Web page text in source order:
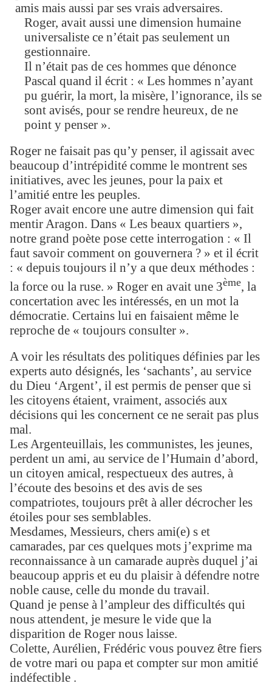
amis mais aussi par ses vrais adversaires.
Roger, avait aussi une dimension humaine
universaliste ce n’était pas seulement un
gestionnaire.
Il n’était pas de ces hommes que dénonce
Pascal quand il écrit : « Les hommes n’ayant
pu guérir, la mort, la misère, l’ignorance, ils se
sont avisés, pour se rendre heureux, de ne
point y penser ».
Roger ne faisait pas qu’y penser, il agissait avec
beaucoup d’intrépidité comme le montrent ses
initiatives, avec les jeunes, pour la paix et
l’amitié entre les peuples.
Roger avait encore une autre dimension qui fait
mentir Aragon. Dans « Les beaux quartiers »,
notre grand poète pose cette interrogation : « Il
faut savoir comment on gouvernera ? » et il écrit
: « depuis toujours il n’y a que deux méthodes :
la force ou la ruse. » Roger en avait une 3ème, la
concertation avec les intéressés, en un mot la
démocratie. Certains lui en faisaient même le
reproche de « toujours consulter ».
A voir les résultats des politiques définies par les
experts auto désignés, les ‘sachants’, au service
du Dieu ‘Argent’, il est permis de penser que si
les citoyens étaient, vraiment, associés aux
décisions qui les concernent ce ne serait pas plus
mal.
Les Argenteuillais, les communistes, les jeunes,
perdent un ami, au service de l’Humain d’abord,
un citoyen amical, respectueux des autres, à
l’écoute des besoins et des avis de ses
compatriotes, toujours prêt à aller décrocher les
étoiles pour ses semblables.
Mesdames, Messieurs, chers ami(e) s et
camarades, par ces quelques mots j’exprime ma
reconnaissance à un camarade auprès duquel j’ai
beaucoup appris et eu du plaisir à défendre notre
noble cause, celle du monde du travail.
Quand je pense à l’ampleur des difficultés qui
nous attendent, je mesure le vide que la
disparition de Roger nous laisse.
Colette, Aurélien, Frédéric vous pouvez être fiers
de votre mari ou papa et compter sur mon amitié
indéfectible .